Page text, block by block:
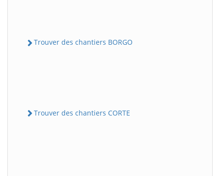
Trouver des chantiers BORGO
Trouver des chantiers CORTE